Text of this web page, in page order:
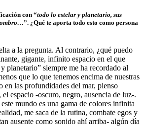
con “todo lo estelar y planetario, sus
”. ¿Qué te aporta todo esto como persona
a la pregunta. Al contrario, ¿qué puedo
gigante, infinito espacio en el que
planetario” siempre me ha recordado al
que lo que tenemos encima de nuestras
en las profundidades del mar, pienso
el espacio -oscuro, negro, ausencia de luz-.
mundo es una gama de colores infinita
me saca de la rutina, combate egos y
ausente como sonido ahí arriba- algún día